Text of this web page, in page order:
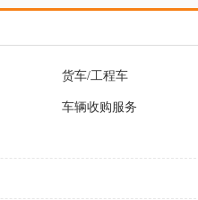
货车/工程车
车辆收购服务